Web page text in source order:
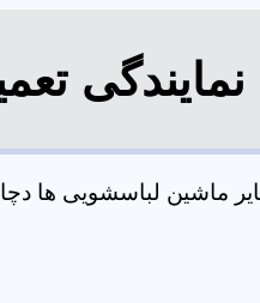
نمایندگی
ماشین لباسشویی ها